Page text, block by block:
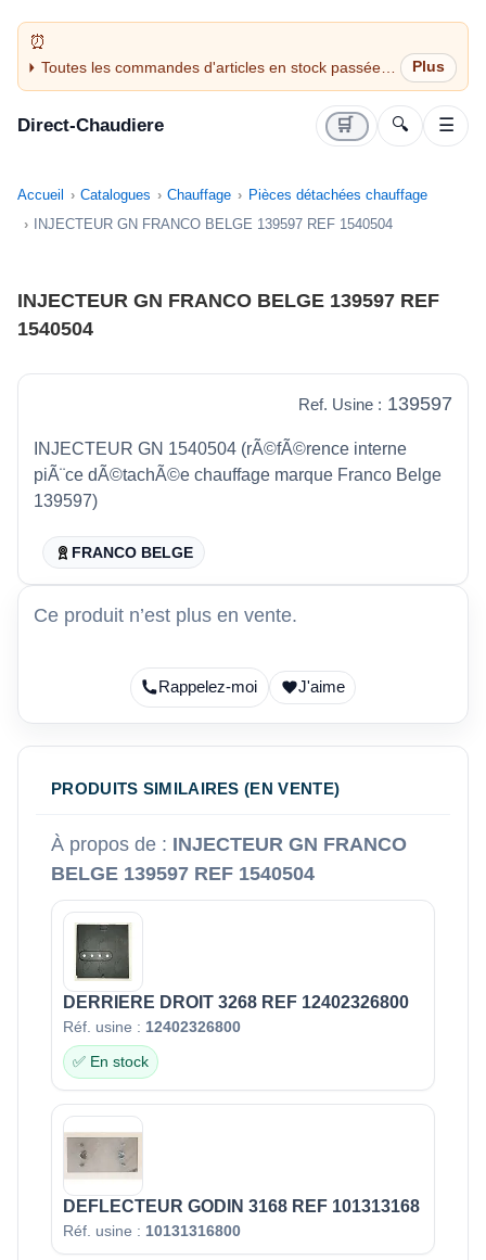
Toutes les commandes d'articles en stock passées
avant 14H sont expédiées le jour même (jours
Direct-Chaudiere 🛒 🔍 ☰
Accueil Catalogues Chauffage
Pièces détachées chauffage
INJECTEUR GN FRANCO BELGE 139597 REF 1540504
INJECTEUR GN FRANCO BELGE 139597 REF
1540504
Ref. Usine : 139597
INJECTEUR GN 1540504 (rÃ©fÃ©rence interne
piÃ¨ce dÃ©tachÃ©e chauffage marque Franco Belge
139597)
FRANCO BELGE
Ce produit n’est plus en vente.
Rappelez-moi J'aime
PRODUITS SIMILAIRES (EN VENTE)
À propos de : INJECTEUR GN FRANCO
BELGE 139597 REF 1540504
DERRIERE DROIT 3268 REF 12402326800
Réf. usine : 12402326800
✅ En stock
DEFLECTEUR GODIN 3168 REF 101313168
Réf. usine : 10131316800